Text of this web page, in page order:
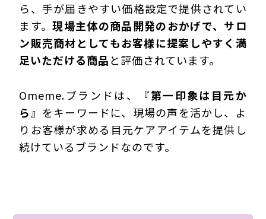
ら、手が届きやすい価格設定で提供されてい
ます。現場主体の商品開発のおかげで、サロ
ン販売商材としてもお客様に提案しやすく満
足いただける商品と評価されています。
Omeme.ブランドは、
『第一印象は目元か
ら』 をキーワードに、現場の声を活かし、よ
りお客様が求める目元ケアアイテムを提供し
続けているブランドなのです。